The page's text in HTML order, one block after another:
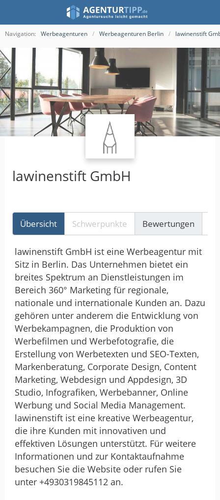
Navigation: Werbeagenturen Werbeagenturen Berlin lawinenstift
lawinenstift GmbH
Übersicht Schwerpunkte Bewertungen
lawinenstift GmbH ist eine Werbeagentur mit
Sitz in Berlin. Das Unternehmen bietet ein
breites Spektrum an Dienstleistungen im
Bereich 360° Marketing für regionale,
nationale und internationale Kunden an. Dazu
gehören unter anderem die Entwicklung von
Werbekampagnen, die Produktion von
Werbefilmen und Werbefotografie, die
Erstellung von Werbetexten und SEO-Texten,
Markenberatung, Corporate Design, Content
Marketing, Webdesign und Appdesign, 3D
Studio, Infografiken, Werbebanner, Online
Werbung und Social Media Management.
lawinenstift ist eine kreative Werbeagentur,
die ihre Kunden mit innovativen und
effektiven Lösungen unterstützt. Für weitere
Informationen und zur Kontaktaufnahme
besuchen Sie die Website oder rufen Sie
unter +4930319845112 an.